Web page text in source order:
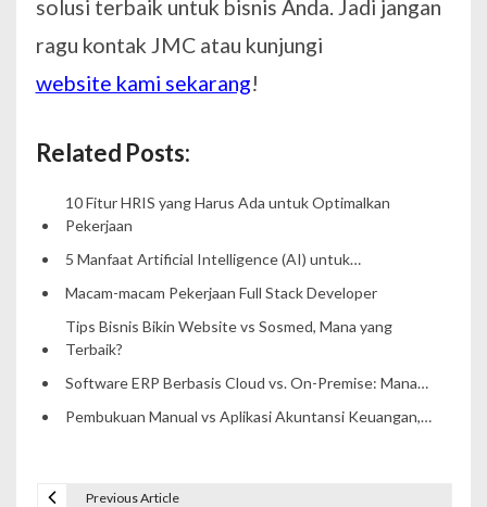
solusi terbaik untuk bisnis Anda. Jadi jangan
ragu kontak JMC atau kunjungi
website kami sekarang!
Related Posts:
10 Fitur HRIS yang Harus Ada untuk Optimalkan
Pekerjaan
5 Manfaat Artificial Intelligence (AI) untuk…
Macam-macam Pekerjaan Full Stack Developer
Tips Bisnis Bikin Website vs Sosmed, Mana yang
Terbaik?
Software ERP Berbasis Cloud vs. On-Premise: Mana…
Pembukuan Manual vs Aplikasi Akuntansi Keuangan,…
Previous Article